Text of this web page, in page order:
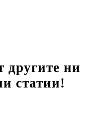
другите ни
статии!